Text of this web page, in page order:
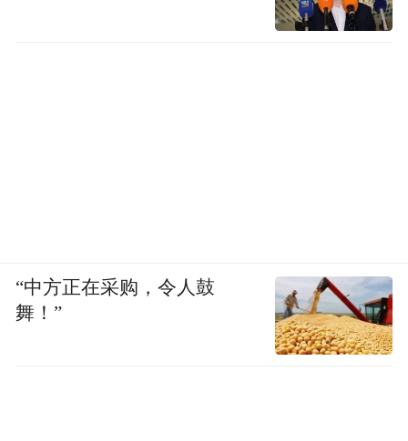
“中方正在采购，令人鼓
舞！”